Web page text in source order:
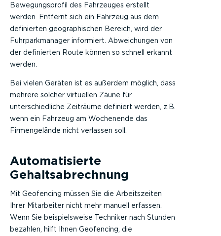
Bewegungsprofil des Fahrzeuges erstellt
werden. Entfernt sich ein Fahrzeug aus dem
definierten geographischen Bereich, wird der
Fuhrparkmanager informiert. Abweichungen von
der definierten Route können so schnell erkannt
werden.
Bei vielen Geräten ist es außerdem möglich, dass
mehrere solcher virtuellen Zäune für
unterschiedliche Zeiträume definiert werden, z.B.
wenn ein Fahrzeug am Wochenende das
Firmengelände nicht verlassen soll.
Automatisierte
Gehaltsabrechnung
Mit Geofencing müssen Sie die Arbeitszeiten
Ihrer Mitarbeiter nicht mehr manuell erfassen.
Wenn Sie beispielsweise Techniker nach Stunden
bezahlen, hilft Ihnen Geofencing, die